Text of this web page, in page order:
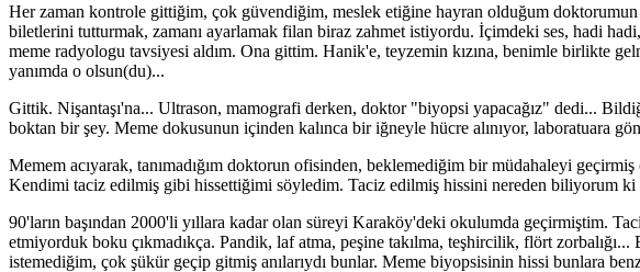
Her zaman kontrole gittiğim, çok güvendiğim, meslek etiğine hayran olduğum doktorumun
biletlerini tutturmak, zamanı ayarlamak filan biraz zahmet istiyordu. İçimdeki ses, hadi
meme radyologu tavsiyesi aldım. Ona gittim. Hanik'e, teyzemin kızına, benimle birlikte
yanımda o olsun(du)...
Gittik. Nişantaşı'na... Ultrason, mamografi derken, doktor "biyopsi yapacağız" dedi...
boktan bir şey. Meme dokusunun içinden kalınca bir iğneyle hücre alınıyor, laboratuara
Memem acıyarak, tanımadığım doktorun ofisinden, beklemediğim bir müdahaleyi
Kendimi taciz edilmiş gibi hissettiğimi söyledim. Taciz edilmiş hissini nereden biliyorum ki
90'ların başından 2000'li yıllara kadar olan süreyi Karaköy'deki okulumda geçirmiştim.
etmiyorduk boku çıkmadıkça. Pandik, laf atma, peşine takılma, teşhircilik, flört
istemediğim, çok şükür geçip gitmiş anılarıydı bunlar. Meme biyopsisinin hissi bunlara